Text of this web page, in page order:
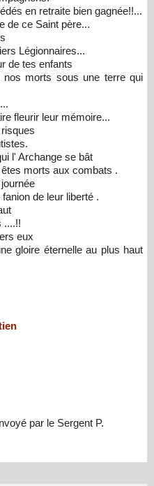
en retraite bien gagnée!!...
de ce Saint père...
Légionnaires...
de tes enfants
morts sous une terre qui
fleurir leur mémoire...
l' Archange se bât
morts aux combats .
de leur liberté .
....!!
eux
gloire éternelle au plus haut
par le Sergent P.